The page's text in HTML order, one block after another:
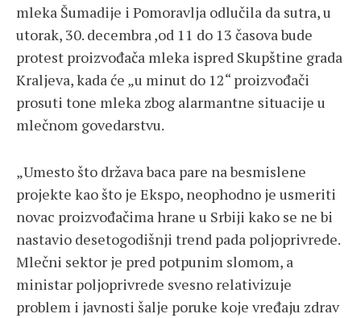
mleka Šumadije i Pomoravlja odlučila da sutra, u
utorak, 30. decembra ,od 11 do 13 časova bude
protest proizvođača mleka ispred Skupštine grada
Kraljeva, kada će „u minut do 12“ proizvođači
prosuti tone mleka zbog alarmantne situacije u
mlečnom govedarstvu.
„Umesto što država baca pare na besmislene
projekte kao što je Ekspo, neophodno je usmeriti
novac proizvođačima hrane u Srbiji kako se ne bi
nastavio desetogodišnji trend pada poljoprivrede.
Mlečni sektor je pred potpunim slomom, a
ministar poljoprivrede svesno relativizuje
problem i javnosti šalje poruke koje vređaju zdrav